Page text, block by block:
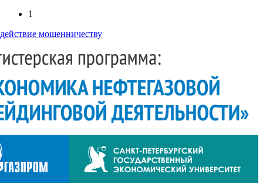
1
мошенничеству